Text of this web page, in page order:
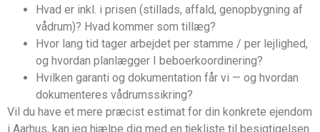
Hvad er inkl. i prisen (stillads, affald, genopbygning af
vådrum)? Hvad kommer som tillæg?
Hvor lang tid tager arbejdet per stamme / per lejlighed,
og hvordan planlægger I beboerkoordinering?
Hvilken garanti og dokumentation får vi — og hvordan
dokumenteres vådrumssikring?
Vil du have et mere præcist estimat for din konkrete ejendom
i Aarhus, kan jeg hjælpe dig med en tjekliste til besigtigelsen